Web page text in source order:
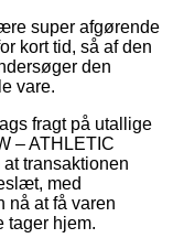
super afgørende
kort tid, så af den
den
vare.
fragt på utallige
– ATHLETIC
transaktionen
med
nå at få varen
tager hjem.